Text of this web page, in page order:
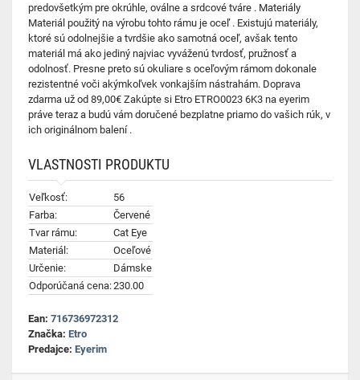
predovšetkým pre okrúhle, oválne a srdcové tváre . Materiály
Materiál použitý na výrobu tohto rámu je oceľ . Existujú materiály,
ktoré sú odolnejšie a tvrdšie ako samotná oceľ, avšak tento
materiál má ako jediný najviac vyváženú tvrdosť, pružnosť a
odolnosť. Presne preto sú okuliare s oceľovým rámom dokonale
rezistentné voči akýmkoľvek vonkajším nástrahám. Doprava
zdarma už od 89,00€ Zakúpte si Etro ETRO0023 6K3 na eyerim
práve teraz a budú vám doručené bezplatne priamo do vašich rúk, v
ich originálnom balení .
VLASTNOSTI PRODUKTU
Veľkosť:
56
Farba:
Červené
Tvar rámu:
Cat Eye
Materiál:
Oceľové
Určenie:
Dámske
Odporúčaná cena:230.00
Ean: 716736972312
Značka: Etro
Predajce: Eyerim